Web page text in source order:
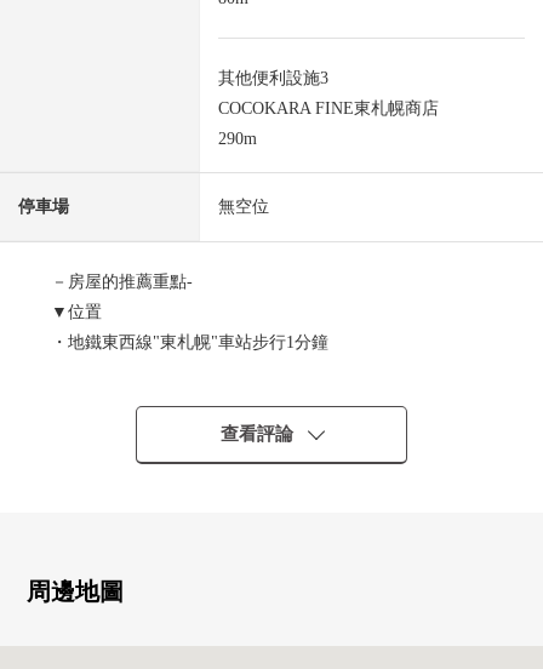
其他便利設施3
COCOKARA FINE東札幌商店
290m
停車場 無空位
－房屋的推薦重點-
▼位置
・地鐵東西線"東札幌"車站步行1分鐘
▼Mansion的特徴
・9層樓鋼骨鋼筋混凝土構造地上
查看評論
周邊地圖